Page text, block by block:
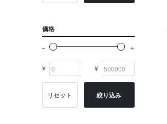
価格
¥ ¥
リセット 絞り込み